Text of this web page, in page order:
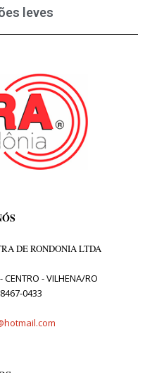
leves
DE RONDONIA LTDA
CENTRO - VILHENA/RO
0433